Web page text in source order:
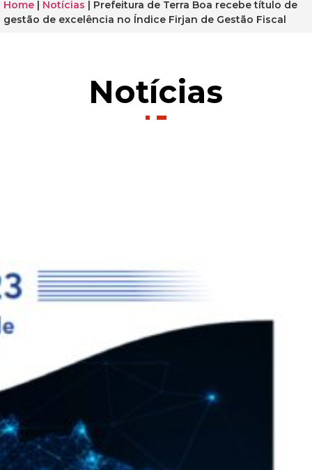
Home | Notícias | Prefeitura de Terra Boa recebe título de
gestão de excelência no Índice Firjan de Gestão Fiscal
Notícias